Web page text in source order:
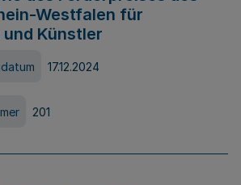
Westfalen für
Künstler
17.12.2024
201